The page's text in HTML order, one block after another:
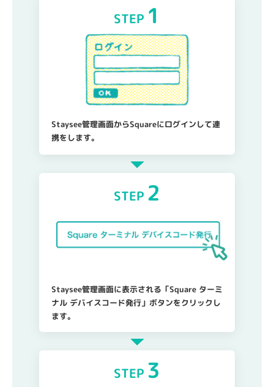
STEP 1
Staysee管理画面からSquareにログインして連
携をします。
STEP 2
Staysee管理画面に表示される「Square ターミ
ナル デバイスコード発行」ボタンをクリックし
ます。
STEP 3